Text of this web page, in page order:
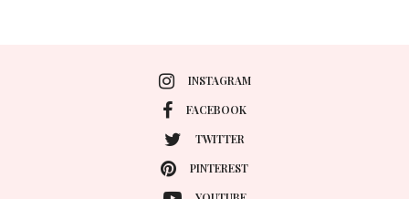
INSTAGRAM
FACEBOOK
TWITTER
PINTEREST